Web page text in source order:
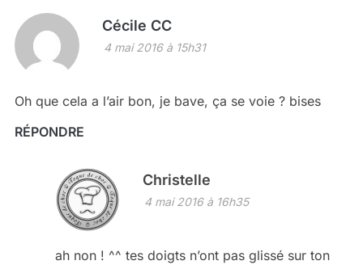
Cécile CC
4 mai 2016 à 15h31
Oh que cela a l’air bon, je bave, ça se voie ? bises
RÉPONDRE
Christelle
4 mai 2016 à 16h35
ah non ! ^^ tes doigts n’ont pas glissé sur ton